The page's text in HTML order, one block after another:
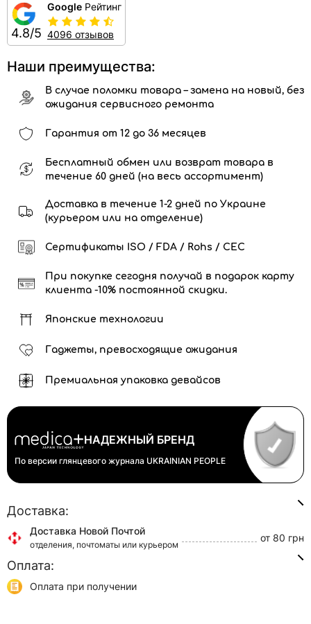
4.8/5
Google Рейтинг
4096 отзывов
Наши преимущества:
В случае поломки товара – замена на новый, без
ожидания сервисного ремонта
Гарантия от 12 до 36 месяцев
Бесплатный обмен или возврат товара в
течение 60 дней (на весь ассортимент)
Доставка в течение 1-2 дней по Украине
(курьером или на отделение)
Сертификаты ISO / FDA / Rohs / CEC
При покупке сегодня получай в подарок карту
клиента -10% постоянной скидки.
Японские технологии
Гаджеты, превосходящие ожидания
Премиальная упаковка девайсов
НАДЕЖНЫЙ БРЕНД
По версии глянцевого журнала UKRAINIAN PEOPLE
Доставка:
Доставка Новой Почтой
отделения, почтоматы или курьером
от 80 грн
Доставка Укр Почтой
Оплата:
Оплата при получении